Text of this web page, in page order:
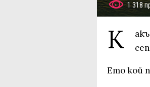
1 318
К
Ето кой